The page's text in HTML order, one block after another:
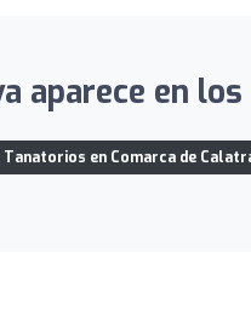
aparece en
Tanatorios en Comarca de